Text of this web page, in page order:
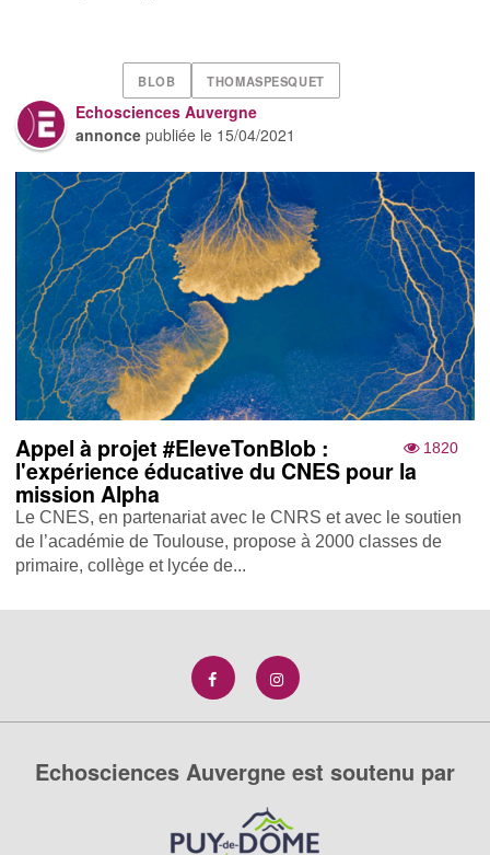
BLOB THOMASPESQUET
Echosciences Auvergne
annonce publiée le 15/04/2021
1820
Appel à projet #EleveTonBlob :
l'expérience éducative du CNES pour la
mission Alpha
Le CNES, en partenariat avec le CNRS et avec le soutien
de l’académie de Toulouse, propose à 2000 classes de
primaire, collège et lycée de...
Echosciences Auvergne est soutenu par